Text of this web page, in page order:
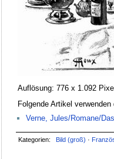
Auflösung: 776 x 1.092 Pixel
Folgende Artikel
Verne, Jules/Romane/
Kategorien: Bild (groß) ·